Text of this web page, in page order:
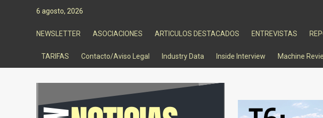
6 agosto, 2026
NEWSLETTER ASOCIACIONES ARTICULOS DESTACADOS ENTREVISTAS
TARIFAS Contacto/Aviso Legal Industry Data Inside Interview Machine